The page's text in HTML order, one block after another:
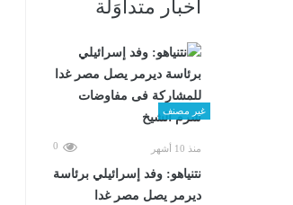
أخبار متداوَلة
غير مصنف
منذ 10 أشهر 0
نتنياهو: وفد إسرائيلي برئاسة
ديرمر يصل مصر غدا